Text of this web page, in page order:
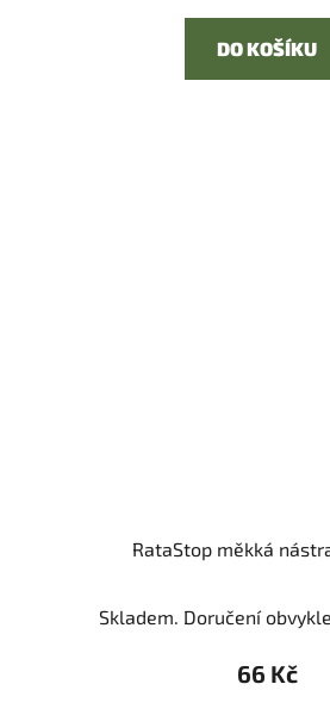
DO KOŠÍKU
RataStop měkká
Skladem. Doručení
66 Kč